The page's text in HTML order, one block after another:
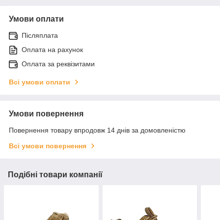
Умови оплати
Післяплата
Оплата на рахунок
Оплата за реквізитами
Всі умови оплати
Умови повернення
Повернення товару впродовж 14 днів за домовленістю
Всі умови повернення
Подібні товари компанії